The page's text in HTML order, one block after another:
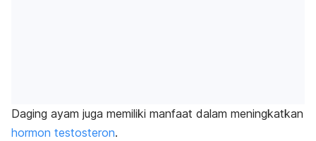
Daging ayam juga memiliki manfaat dalam meningkatkan
hormon testosteron.